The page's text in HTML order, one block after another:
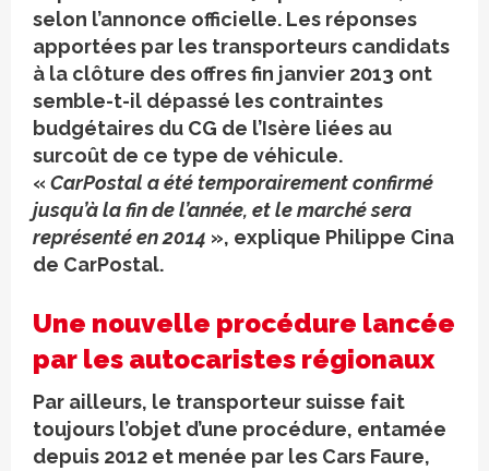
selon l’annonce officielle. Les réponses
apportées par les transporteurs candidats
à la clôture des offres fin janvier 2013 ont
semble-t-il dépassé les contraintes
budgétaires du CG de l’Isère liées au
surcoût de ce type de véhicule.
« CarPostal a été temporairement confirmé
jusqu’à la fin de l’année, et le marché sera
représenté en 2014 », explique Philippe Cina
de CarPostal.
Une nouvelle procédure lancée
par les autocaristes régionaux
Par ailleurs, le transporteur suisse fait
toujours l’objet d’une procédure, entamée
depuis 2012 et menée par les Cars Faure,